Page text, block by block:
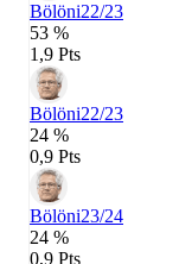
Bölöni22/23
53 %
1,9 Pts
Bölöni22/23
24 %
0,9 Pts
Bölöni23/24
24 %
0,9 Pts